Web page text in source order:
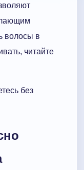
волосы в
читайте
без